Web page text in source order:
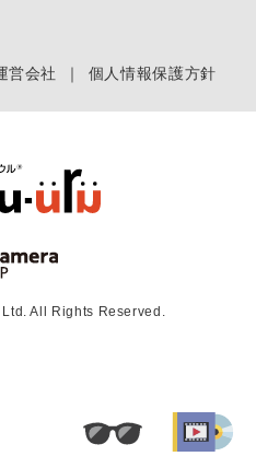
営会社 ｜ 個人情報保護方針
All Rights Reserved.